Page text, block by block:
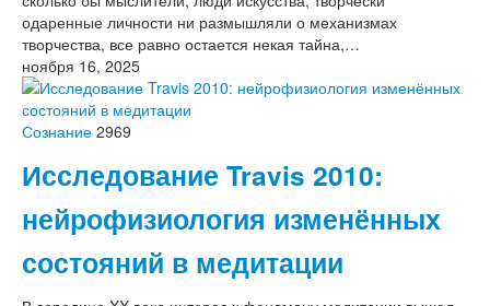
одаренные личности ни размышляли о механизмах
творчества, все равно остается некая тайна,…
ноября 16, 2025
Сознание 2969
Исследование Travis 2010:
нейрофизиология изменённых
состояний в медитации